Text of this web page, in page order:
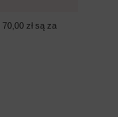
70,00 zł są za